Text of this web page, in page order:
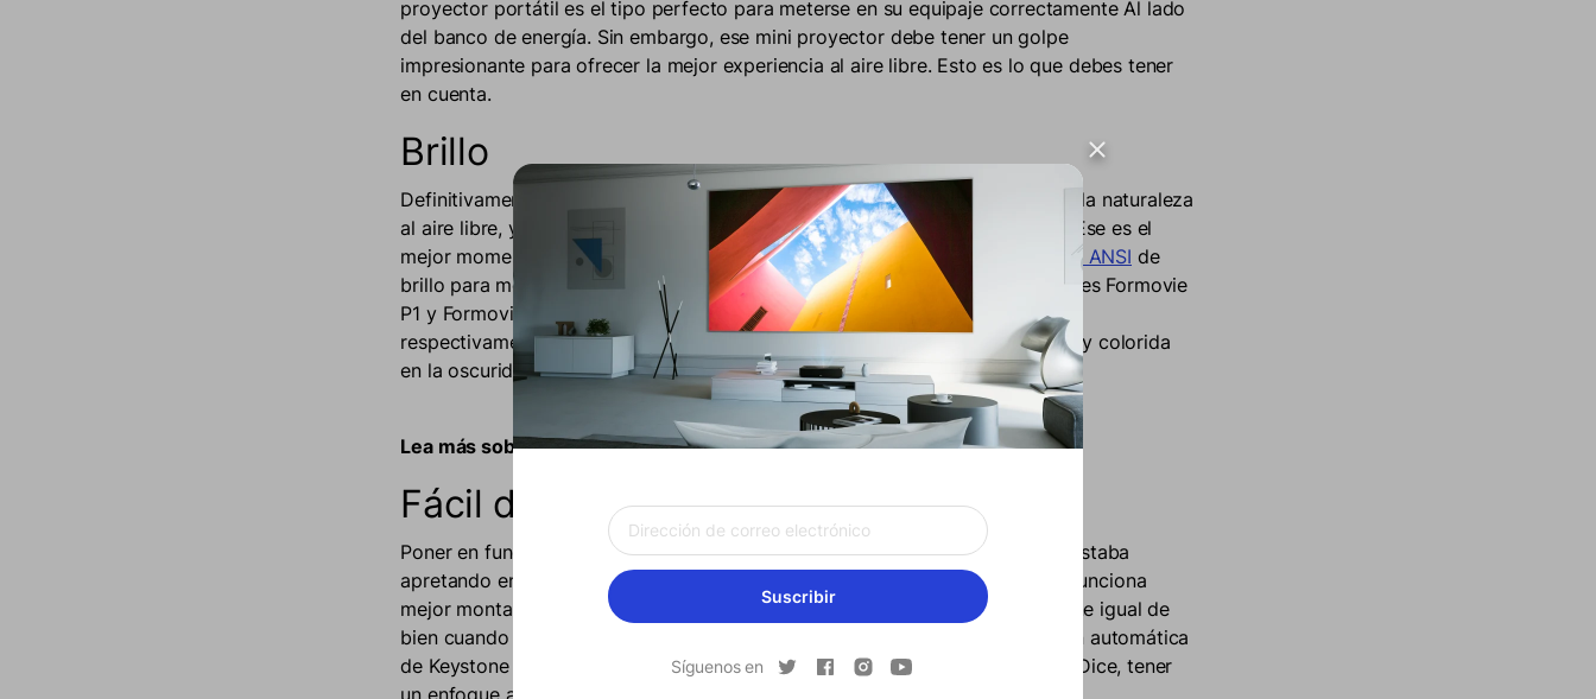
Suscribir
Síguenos en
proyector portátil es el tipo perfecto para meterse en su equipaje correctamente Al lado
del banco de energía. Sin embargo, ese mini proyector debe tener un golpe
impresionante para ofrecer la mejor experiencia al aire libre. Esto es lo que debes tener
en cuenta.
Brillo
Definitivamente pasarás la mayor parte del día disfrutando del esplendor de la naturaleza
al aire libre, y cuando el sol se ponga, el cielo nocturno también cobra vida. Ese es el
mejor momento para sacar el proyector.Debe ofrecer al menos 500 lúmenes ANSI de
brillo para mostrar una imagen brillante bajo el cielo nocturno. Los proyectores Formovie
P1 y Formovie Dice alcanzan el brillo máximo en 800 y 700 lúmenes ANSI
respectivamente, lo que es más que suficiente para una exhibición inmersiva y colorida
en la oscuridad.
Lea más sobre Ansi Lumen enEste artículo.
Fácil de configurar
Poner en funcionamiento el proyector portátil debería ser tan fácil como lo estaba
apretando en su bolso. Será muy inconveniente si el proyector que compra funciona
mejor montado en un trípode, así que asegúrese de que su proyector funcione igual de
bien cuando se coloque en cualquier superficie plana aleatoria. La corrección automática
de Keystone es una gran característica, y al igual que el proyector Formovie Dice, tener
un enfoque automático simplifica aún más.